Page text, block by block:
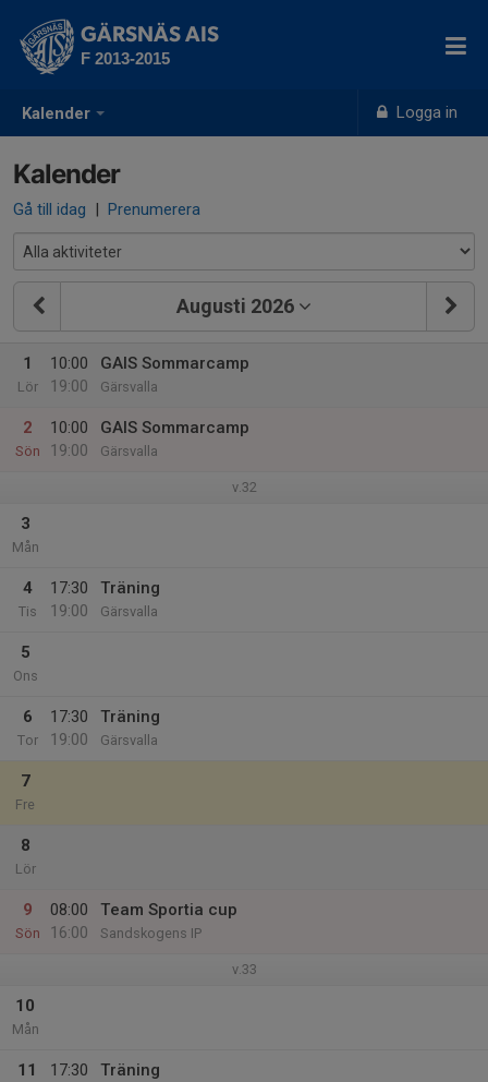
Kalender Logga in
GÄRSNÄS AIS
F 2013-2015
Kalender
Gå till idag | Prenumerera
Augusti 2026
1
Lör
10:00
19:00
GAIS Sommarcamp
Gärsvalla
2
Sön
10:00
19:00
GAIS Sommarcamp
Gärsvalla
v.32
3
Mån
4
Tis
17:30
19:00
Träning
Gärsvalla
5
Ons
6
Tor
17:30
19:00
Träning
Gärsvalla
7
Fre
8
Lör
9
Sön
08:00
16:00
Team Sportia cup
Sandskogens IP
v.33
10
Mån
11
17:30
Träning